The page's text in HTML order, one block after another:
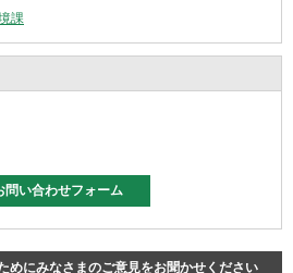
課
めにみなさまのご意見をお聞かせください